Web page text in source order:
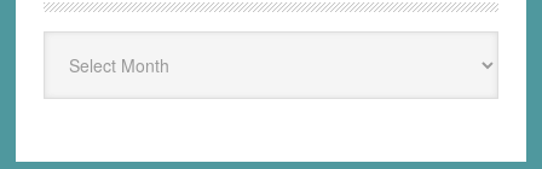
Kloptdatwel.nl